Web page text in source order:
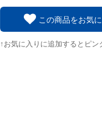
この商品をお気
↑お気に入りに追加するとピン